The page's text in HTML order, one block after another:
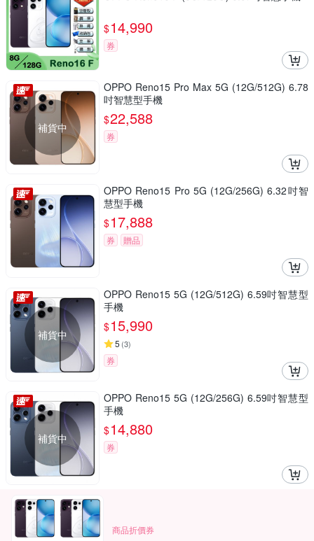
$14,990
券
補貨中
OPPO Reno15 Pro Max 5G (12G/512G) 6.78
吋智慧型手機
$22,588
券
OPPO Reno15 Pro 5G (12G/256G) 6.32吋智
慧型手機
$17,888
券 贈品
補貨中
OPPO Reno15 5G (12G/512G) 6.59吋智慧型
手機
$15,990
5 (3)
券
補貨中
OPPO Reno15 5G (12G/256G) 6.59吋智慧型
手機
$14,880
券
商品折價券